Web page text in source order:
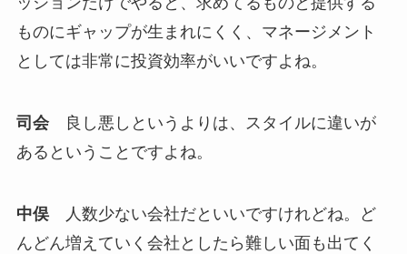
ものにギャップが生まれにくく、マネージメント
としては非常に投資効率がいいですよね。
司会良し悪しというよりは、スタイルに違いが
あるということですよね。
中俣人数少ない会社だといいですけれどね。ど
んどん増えていく会社としたら難しい面も出てく